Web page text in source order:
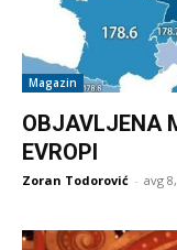
Magazin
OBJAVLJENA
EVROPI
Zoran Todorović - avg